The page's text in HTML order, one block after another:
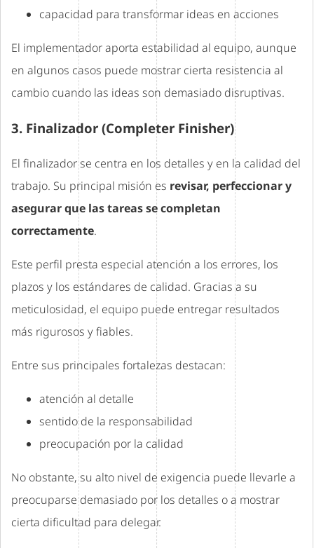
capacidad para transformar ideas en acciones
El implementador aporta estabilidad al equipo, aunque
en algunos casos puede mostrar cierta resistencia al
cambio cuando las ideas son demasiado disruptivas.
3. Finalizador (Completer Finisher)
El finalizador se centra en los detalles y en la calidad del
trabajo. Su principal misión es revisar, perfeccionar y
asegurar que las tareas se completan
correctamente.
Este perfil presta especial atención a los errores, los
plazos y los estándares de calidad. Gracias a su
meticulosidad, el equipo puede entregar resultados
más rigurosos y fiables.
Entre sus principales fortalezas destacan:
atención al detalle
sentido de la responsabilidad
preocupación por la calidad
No obstante, su alto nivel de exigencia puede llevarle a
preocuparse demasiado por los detalles o a mostrar
cierta dificultad para delegar.